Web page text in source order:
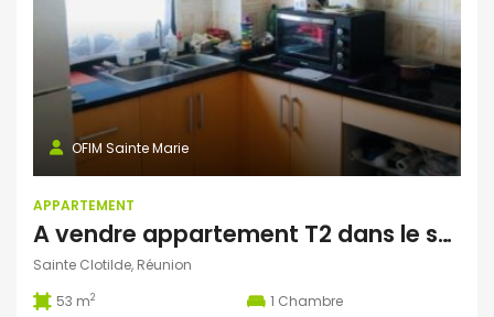
OFIM Sainte Marie
APPARTEMENT
A vendre appartement T2 dans le secteur Domenjod à Sainte-Clotilde.
Sainte Clotilde, Réunion
53 m2 1 Chambre